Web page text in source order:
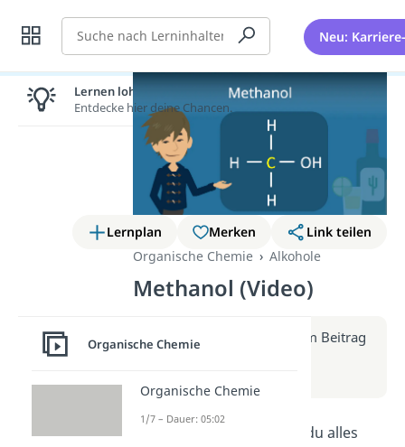
Suche Neu:
Lernplan Merken
Link teilen
Organische Chemie
Alkohole
Methanol (Video)
Weitere Infos erhältst du im Beitrag
In diesem Video erfährst du alles
Lernen lohnt sich!
Entdecke hier deine Chancen.
Organische Chemie
Organische Chemie
1/7 – Dauer: 05:02